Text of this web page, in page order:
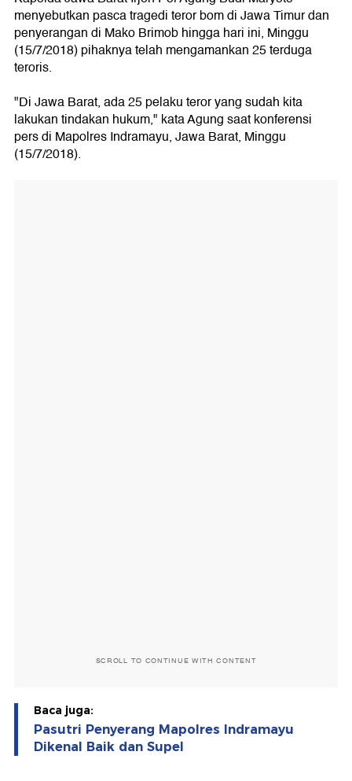
menyebutkan pasca tragedi teror bom di Jawa Timur dan
penyerangan di Mako Brimob hingga hari ini, Minggu
(15/7/2018) pihaknya telah mengamankan 25 terduga
teroris.
"Di Jawa Barat, ada 25 pelaku teror yang sudah kita
lakukan tindakan hukum," kata Agung saat konferensi
pers di Mapolres Indramayu, Jawa Barat, Minggu
(15/7/2018).
SCROLL TO CONTINUE WITH CONTENT
Baca juga:
Pasutri Penyerang Mapolres Indramayu
Dikenal Baik dan Supel